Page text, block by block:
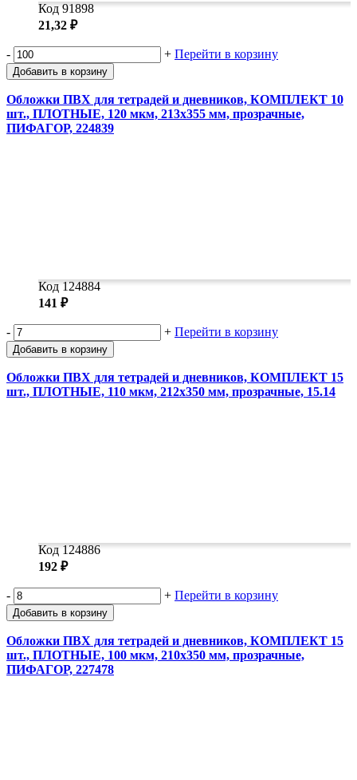
Код 91898
21,32 ₽
- + Перейти в корзину
Добавить в корзину
Обложки ПВХ для тетрадей и дневников, КОМПЛЕКТ 10
шт., ПЛОТНЫЕ, 120 мкм, 213х355 мм, прозрачные,
ПИФАГОР, 224839
Код 124884
141 ₽
- + Перейти в корзину
Добавить в корзину
Обложки ПВХ для тетрадей и дневников, КОМПЛЕКТ 15
шт., ПЛОТНЫЕ, 110 мкм, 212х350 мм, прозрачные, 15.14
Код 124886
192 ₽
- + Перейти в корзину
Добавить в корзину
Обложки ПВХ для тетрадей и дневников, КОМПЛЕКТ 15
шт., ПЛОТНЫЕ, 100 мкм, 210х350 мм, прозрачные,
ПИФАГОР, 227478